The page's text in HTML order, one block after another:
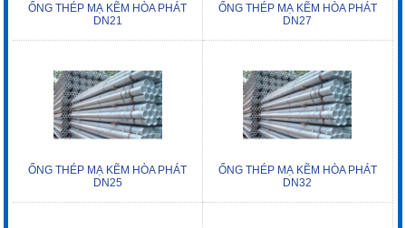
ỐNG THÉP MẠ KẼM HÒA PHÁT
DN21
ỐNG THÉP MẠ KẼM HÒA PHÁT
DN27
ỐNG THÉP MẠ KẼM HÒA PHÁT
DN25
ỐNG THÉP MẠ KẼM HÒA PHÁT
DN32